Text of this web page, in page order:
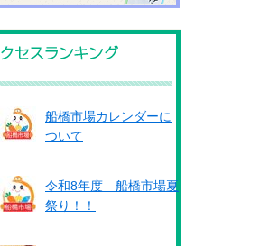
船橋市場カレンダーに
ついて
令和8年度 船橋市場夏
祭り！！